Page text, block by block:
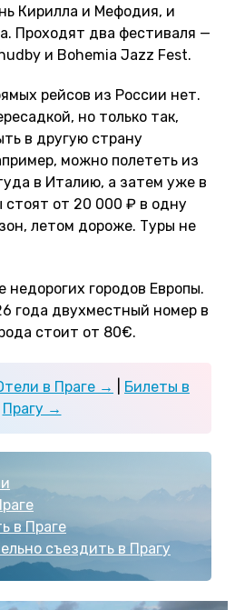
Кирилла и Мефодия, и
Проходят два фестиваля —
и Bohemia Jazz Fest.
рейсов из России нет.
но только так,
в другую страну
можно полететь из
в Италию, а затем уже в
стоят от 20 000 ₽ в одну
летом дороже. Туры не
недорогих городов Европы.
года двухместный номер в
стоит от 80€.
в Праге →
Билеты в
Прагу →
в Праге
съездить в Прагу